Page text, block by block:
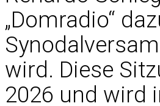
„Domradio“
wird. Diese
2026 und wird